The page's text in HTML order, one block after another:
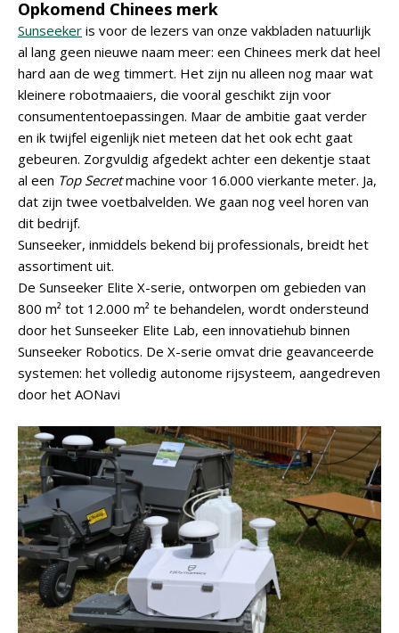
Opkomend Chinees merk
Sunseeker is voor de lezers van onze vakbladen natuurlijk
al lang geen nieuwe naam meer: een Chinees merk dat heel
hard aan de weg timmert. Het zijn nu alleen nog maar wat
kleinere robotmaaiers, die vooral geschikt zijn voor
consumententoepassingen. Maar de ambitie gaat verder
en ik twijfel eigenlijk niet meteen dat het ook echt gaat
gebeuren. Zorgvuldig afgedekt achter een dekentje staat
al een Top Secretmachine voor 16.000 vierkante meter. Ja,
dat zijn twee voetbalvelden. We gaan nog veel horen van
dit bedrijf.
Sunseeker, inmiddels bekend bij professionals, breidt het
assortiment uit.
De Sunseeker Elite X-serie, ontworpen om gebieden van
800 m² tot 12.000 m² te behandelen, wordt ondersteund
door het Sunseeker Elite Lab, een innovatiehub binnen
Sunseeker Robotics. De X-serie omvat drie geavanceerde
systemen: het volledig autonome rijsysteem, aangedreven
door het AONavi